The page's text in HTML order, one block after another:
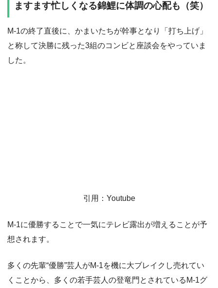
ますます忙しくなる錦鯉に体調の心配も（笑）
M-1の終了直後に、かまいたちが幹事となり「打ち上げ」
と称して決勝に残った3組のコンビと座談会をやっていま
した。
引用：Youtube
M-1に優勝することで一気にテレビ露出が増えることが予
想されます。
多くの先輩“優勝”芸人がM-1を機に大ブレイクし売れてい
くことから、多くの若手芸人の登竜門とされているM-1グ